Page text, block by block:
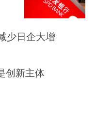
知识、技术、管理、
小企业是其中最具
就业、收入、生活息
进一步调动民间资
大举措，对经济、
的战略选择。
少日企大增
创新主体